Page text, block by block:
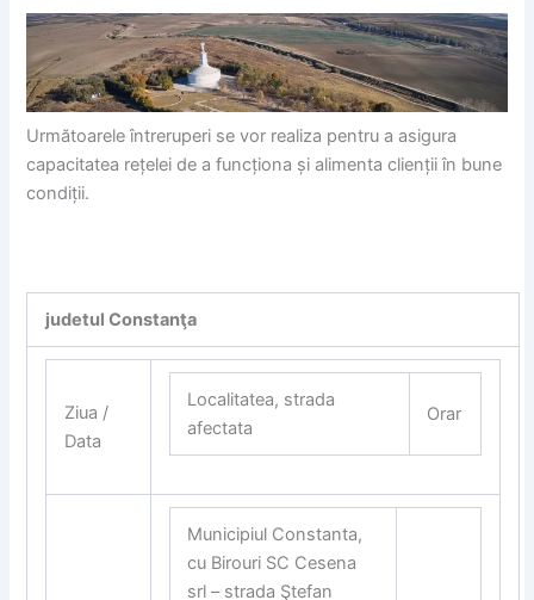
Următoarele întreruperi se vor realiza pentru a asigura
capacitatea rețelei de a funcționa și alimenta clienții în bune
condiții.
judetul Constanţa
Ziua /
Data
Localitatea, strada
afectata
Orar
Municipiul Constanta,
cu Birouri SC Cesena
srl – strada Ştefan